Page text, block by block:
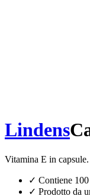
Lindens
Vitamina E in capsule.
✓ Contiene
✓ Prodotto da